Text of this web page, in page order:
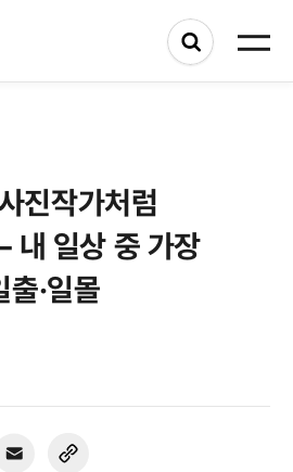
진작가처럼
내 일상 중 가장
·일몰